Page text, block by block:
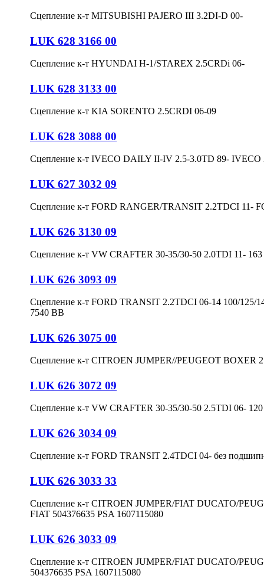
Сцепление к-т MITSUBISHI PAJERO III 3.2DI-D 00-
LUK 628 3166 00
Сцепление к-т HYUNDAI H-1/STAREX 2.5CRDi 06-
LUK 628 3133 00
Сцепление к-т KIA SORENTO 2.5CRDI 06-09
LUK 628 3088 00
Сцепление к-т IVECO DAILY II-IV 2.5-3.0TD 89- IVECO
LUK 627 3032 09
Сцепление к-т FORD RANGER/TRANSIT 2.2TDCI 11-
LUK 626 3130 09
Сцепление к-т VW CRAFTER 30-35/30-50 2.0TDI 11-
LUK 626 3093 09
Сцепление к-т FORD TRANSIT 2.2TDCI 06-14 100/125/
7540 BB
LUK 626 3075 00
Сцепление к-т CITROEN JUMPER//PEUGEOT BOXER
LUK 626 3072 09
Сцепление к-т VW CRAFTER 30-35/30-50 2.5TDI 06- 120
LUK 626 3034 09
Сцепление к-т FORD TRANSIT 2.4TDCI 04- без
LUK 626 3033 33
Сцепление к-т CITROEN JUMPER/FIAT DUCATO/
FIAT 504376635 PSA 1607115080
LUK 626 3033 09
Сцепление к-т CITROEN JUMPER/FIAT DUCATO/
504376635 PSA 1607115080